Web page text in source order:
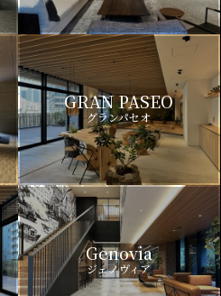
GRAN PASEO
グランパセオ
Genovia
ジェノヴィア